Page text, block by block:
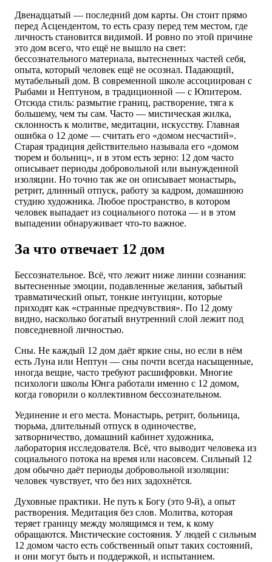
Двенадцатый — последний дом карты. Он стоит прямо
перед Асцендентом, то есть сразу перед тем местом, где
личность становится видимой. И ровно по этой причине
это дом всего, что ещё не вышло на свет:
бессознательного материала, вытесненных частей себя,
опыта, который человек ещё не осознал. Падающий,
мутабельный дом. В современной школе ассоциирован с
Рыбами и Нептуном, в традиционной — с Юпитером.
Отсюда стиль: размытие границ, растворение, тяга к
большему, чем ты сам. Часто — мистическая жилка,
склонность к молитве, медитации, искусству. Главная
ошибка о 12 доме — считать его «домом несчастий».
Старая традиция действительно называла его «домом
тюрем и больниц», и в этом есть зерно: 12 дом часто
описывает периоды добровольной или вынужденной
изоляции. Но точно так же он описывает монастырь,
ретрит, длинный отпуск, работу за кадром, домашнюю
студию художника. Любое пространство, в котором
человек выпадает из социального потока — и в этом
выпадении обнаруживает что-то важное.
За что отвечает 12 дом
Бессознательное. Всё, что лежит ниже линии сознания:
вытесненные эмоции, подавленные желания, забытый
травматический опыт, тонкие интуиции, которые
приходят как «странные предчувствия». По 12 дому
видно, насколько богатый внутренний слой лежит под
повседневной личностью.
Сны. Не каждый 12 дом даёт яркие сны, но если в нём
есть Луна или Нептун — сны почти всегда насыщенные,
иногда вещие, часто требуют расшифровки. Многие
психологи школы Юнга работали именно с 12 домом,
когда говорили о коллективном бессознательном.
Уединение и его места. Монастырь, ретрит, больница,
тюрьма, длительный отпуск в одиночестве,
затворничество, домашний кабинет художника,
лаборатория исследователя. Всё, что выводит человека из
социального потока на время или насовсем. Сильный 12
дом обычно даёт периоды добровольной изоляции:
человек чувствует, что без них задохнётся.
Духовные практики. Не путь к Богу (это 9-й), а опыт
растворения. Медитация без слов. Молитва, которая
теряет границу между молящимся и тем, к кому
обращаются. Мистические состояния. У людей с сильным
12 домом часто есть собственный опыт таких состояний,
и они могут быть и поддержкой, и испытанием.